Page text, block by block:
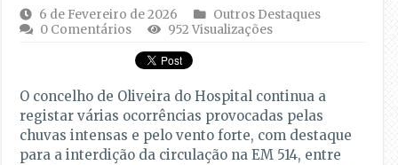
6 de Fevereiro de 2026
Outros Destaques
0 Comentários
952 Visualizações
O concelho de Oliveira do Hospital continua a
registar várias ocorrências provocadas pelas
chuvas intensas e pelo vento forte, com destaque
para a interdição da circulação na EM 514, entre